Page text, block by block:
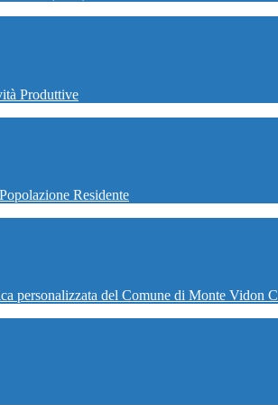
Produttive
Residente
personalizzata del Comune di Monte Vidon